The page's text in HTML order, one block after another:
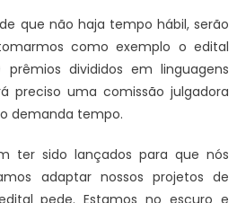
que não haja tempo hábil, serão
como exemplo o edital
divididos em linguagens
preciso uma comissão julgadora
demanda tempo.
ter sido lançados para que nós
adaptar nossos projetos de
pede. Estamos no escuro e